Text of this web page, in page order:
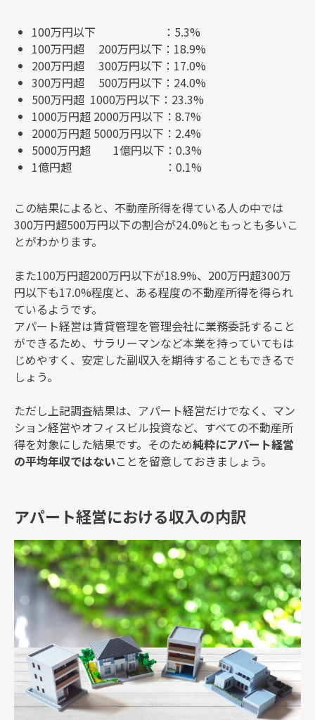
100万円以下 ：5.3%
100万円超 200万円以下：18.9%
200万円超 300万円以下：17.0%
300万円超 500万円以下：24.0%
500万円超 1000万円以下：23.3%
1000万円超 2000万円以下：8.7%
2000万円超 5000万円以下：2.4%
5000万円超 1億円以下：0.3%
1億円超 ：0.1%
この結果によると、不動産所得を得ている人の中では
300万円超500万円以下の割合が24.0%ともっとも多いこ
とがわかります。
また100万円超200万円以下が18.9%、200万円超300万
円以下も17.0%程度と、ある程度の不動産所得を得られ
ているようです。
アパート経営は賃貸管理を管理会社に業務委託すること
ができるため、サラリーマンなど本業を持っていてもは
じめやすく、安定した副収入を期待することもできるで
しょう。
ただし上記調査結果は、アパート経営だけでなく、マン
ション経営やオフィスビル投資など、すべての不動産所
得を対象にした結果です。そのため純粋にアパート経営
の平均年収ではないことを留意しておきましょう。
アパート経営における収入の内訳